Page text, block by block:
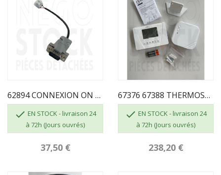
62894 CONNEXION ON OFF / PORT OPTOCOUPLEUR
 EN STOCK - livraison 24
à 72h (Jours ouvrés)
37,50 €
67376 67388 THERMOSTAT SANS FIL
 EN STOCK - livraison 24
à 72h (Jours ouvrés)
238,20 €